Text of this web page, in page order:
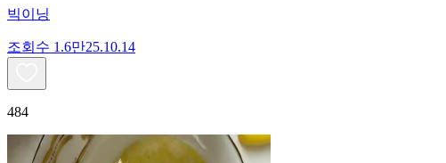
빅이닝
조회수 1.6만25.10.14
484